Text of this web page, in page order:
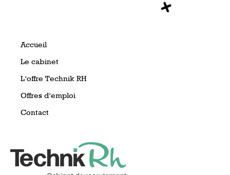
Accueil
Le cabinet
L’offre Technik RH
Offres d’emploi
Contact